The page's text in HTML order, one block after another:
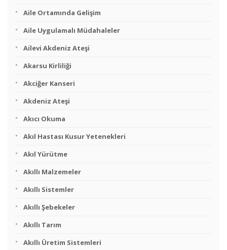
Aile Ortamında Gelişim
Aile Uygulamalı Müdahaleler
Ailevi Akdeniz Ateşi
Akarsu Kirliliği
Akciğer Kanseri
Akdeniz Ateşi
Akıcı Okuma
Akıl Hastası Kusur Yetenekleri
Akıl Yürütme
Akıllı Malzemeler
Akıllı Sistemler
Akıllı Şebekeler
Akıllı Tarım
Akıllı Üretim Sistemleri